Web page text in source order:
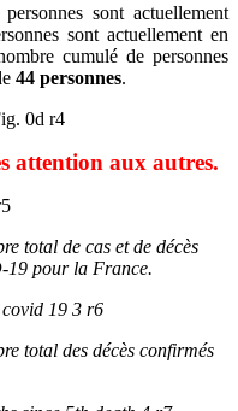
personnes sont actuellement
sont actuellement en
cumulé de personnes
44 personnes.
attention aux autres.
total de cas et de décès
19 pour la France.
total des décès confirmés